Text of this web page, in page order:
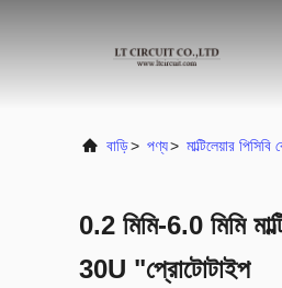
বাড়ি> পণ্য> মাল্টিলেয়ার পিসিবি
0.2 মিমি-6.0 মিমি
30U "প্রোটোটাইপ